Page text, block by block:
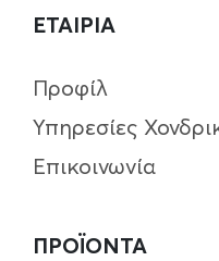
ΕΤΑΙΡΙΑ
Προφίλ
Υπηρεσίες
Επικοινωνία
ΠΡΟΪΟΝΤΑ